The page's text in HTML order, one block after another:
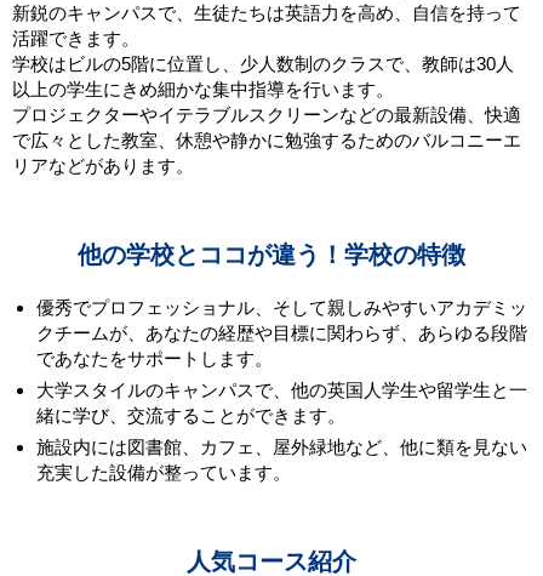
新鋭のキャンパスで、生徒たちは英語力を高め、自信を持って
活躍できます。
学校はビルの5階に位置し、少人数制のクラスで、教師は30人
以上の学生にきめ細かな集中指導を行います。
プロジェクターやイテラブルスクリーンなどの最新設備、快適
で広々とした教室、休憩や静かに勉強するためのバルコニーエ
リアなどがあります。
他の学校とココが違う！学校の特徴
優秀でプロフェッショナル、そして親しみやすいアカデミッ
クチームが、あなたの経歴や目標に関わらず、あらゆる段階
であなたをサポートします。
大学スタイルのキャンパスで、他の英国人学生や留学生と一
緒に学び、交流することができます。
施設内には図書館、カフェ、屋外緑地など、他に類を見ない
充実した設備が整っています。
人気コース紹介